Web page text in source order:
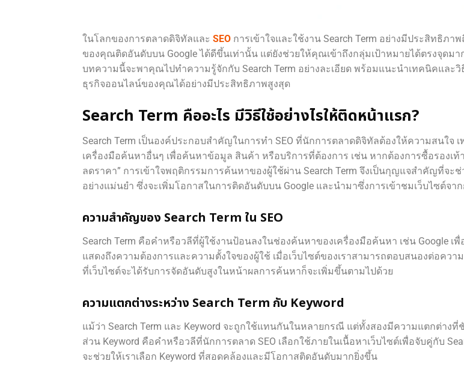
ในโลกของการตลาดดิจิทัลและ SEO การเข้าใจและใช้งาน Search Term อย่างมีประสิทธิภ
ของคุณติดอันดับบน Google ได้ดีขึ้นเท่านั้น แต่ยังช่วยให้คุณเข้าถึงกลุ่มเป้าหมายได้ตรงจุดม
บทความนี้จะพาคุณไปทำความรู้จักกับ Search Term อย่างละเอียด พร้อมแนะนำเทคนิคแล
ธุรกิจออนไลน์ของคุณได้อย่างมีประสิทธิภาพสูงสุด
Search Term คืออะไร มีวิธีใช้อย่างไรให้ติดหน้าแรก?
Search Term เป็นองค์ประกอบสำคัญในการทำ SEO ที่นักการตลาดดิจิทัลต้องให้ความสนใจ
เครื่องมือค้นหาอื่นๆ เพื่อค้นหาข้อมูล สินค้า หรือบริการที่ต้องการ เช่น หากต้องการซื้อรองเท้
ลดราคา” การเข้าใจพฤติกรรมการค้นหาของผู้ใช้ผ่าน Search Term จึงเป็นกุญแจสำคัญที่จะ
อย่างแม่นยำ ซึ่งจะเพิ่มโอกาสในการติดอันดับบน Google และนำมาซึ่งการเข้าชมเว็บไซต์จ
ความสำคัญของ Search Term ใน SEO
Search Term คือคำหรือวลีที่ผู้ใช้งานป้อนลงในช่องค้นหาของเครื่องมือค้นหา เช่น
แสดงถึงความต้องการและความตั้งใจของผู้ใช้ เมื่อเว็บไซต์ของเราสามารถตอบสนองต่อคว
ที่เว็บไซต์จะได้รับการจัดอันดับสูงในหน้าผลการค้นหาก็จะเพิ่มขึ้นตามไปด้วย
ความแตกต่างระหว่าง Search Term กับ Keyword
แม้ว่า Search Term และ Keyword จะถูกใช้แทนกันในหลายกรณี แต่ทั้งสองมีความแตกต่าง
ส่วน Keyword คือคำหรือวลีที่นักการตลาด SEO เลือกใช้ภายในเนื้อหาเว็บไซต์เพื่อจับคู่กับ
จะช่วยให้เราเลือก Keyword ที่สอดคล้องและมีโอกาสติดอันดับมากยิ่งขึ้น